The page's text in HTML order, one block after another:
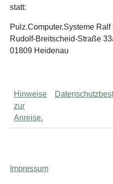
statt:
Pulz.Computer.Systeme Ralf
Rudolf-Breitscheid-Straße
01809 Heidenau
Hinweise
zur
Anreise.
Impressum